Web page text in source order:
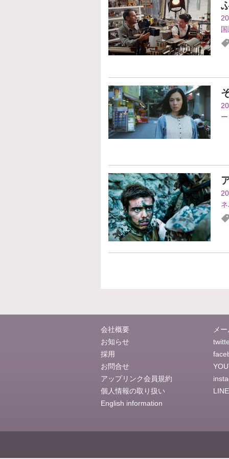
ー
会社概要
お知らせ
採用
お問合せ
アップリンク会員規約
個人情報の取り扱い
English information
メ
LINE